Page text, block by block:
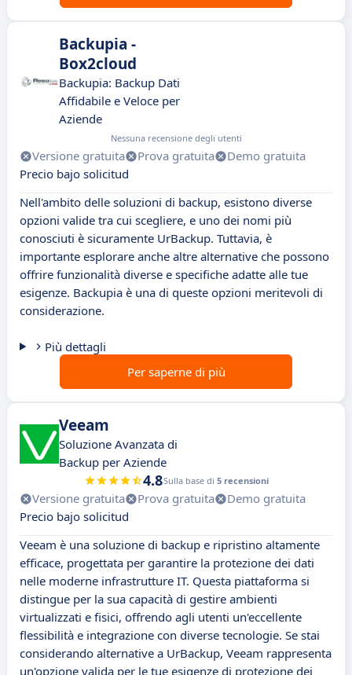
Backupia -
Box2cloud
Backupia: Backup Dati
Affidabile e Veloce per
Aziende
Nessuna recensione degli utenti
Versione gratuita Prova gratuita
Demo gratuita
Precio bajo solicitud
Nell'ambito delle soluzioni di backup, esistono diverse
opzioni valide tra cui scegliere, e uno dei nomi più
conosciuti è sicuramente UrBackup. Tuttavia, è
importante esplorare anche altre alternative che possono
offrire funzionalità diverse e specifiche adatte alle tue
esigenze. Backupia è una di queste opzioni meritevoli di
considerazione.
Più dettagli
Per saperne di più
Veeam
Soluzione Avanzata di
Backup per Aziende
4.8Sulla base di 5 recensioni
Versione gratuita Prova gratuita
Demo gratuita
Precio bajo solicitud
Veeam è una soluzione di backup e ripristino altamente
efficace, progettata per garantire la protezione dei dati
nelle moderne infrastrutture IT. Questa piattaforma si
distingue per la sua capacità di gestire ambienti
virtualizzati e fisici, offrendo agli utenti un'eccellente
flessibilità e integrazione con diverse tecnologie. Se stai
considerando alternative a UrBackup, Veeam rappresenta
un'opzione valida per le tue esigenze di protezione dei